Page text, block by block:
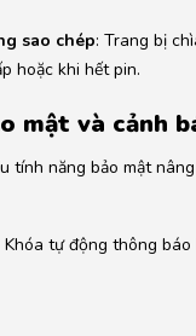
sao chép: Trang bị
hoặc khi hết pin.
mật và cảnh
tính năng bảo mật
Khóa tự động thông